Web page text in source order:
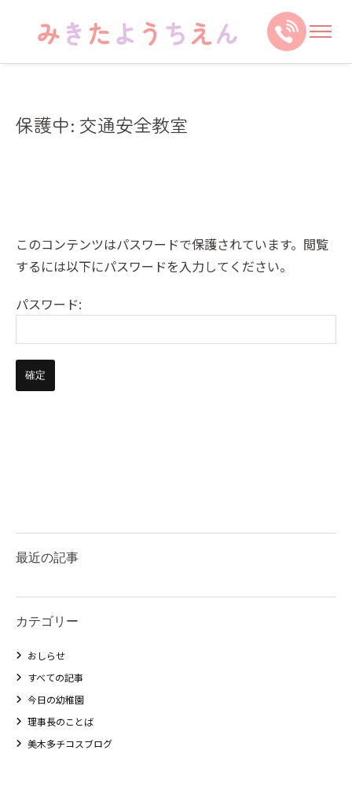
保護中: 交通安全教室
このコンテンツはパスワードで保護されています。閲覧
するには以下にパスワードを入力してください。
パスワード:
最近の記事
カテゴリー
おしらせ
すべての記事
今日の幼稚園
理事長のことば
美木多チコスブログ